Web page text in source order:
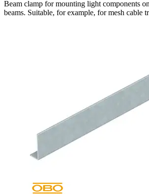
Beam clamp for mounting light components
beams. Suitable, for example, for mesh cable